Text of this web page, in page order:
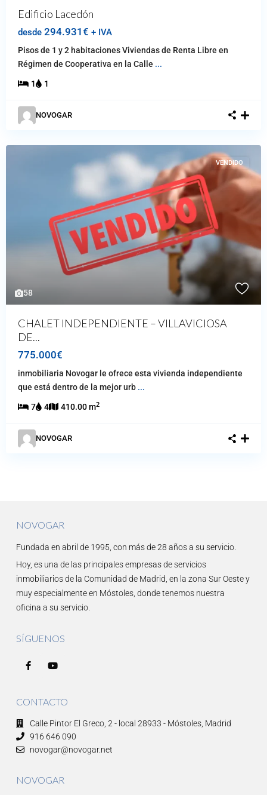
Edificio Lacedón
desde 294.931€ + IVA
Pisos de 1 y 2 habitaciones Viviendas de Renta Libre en
Régimen de Cooperativa en la Calle ...
1 1
NOVOGAR
58
VENDIDO
CHALET INDEPENDIENTE – VILLAVICIOSA
DE...
775.000€
inmobiliaria Novogar le ofrece esta vivienda independiente
que está dentro de la mejor urb ...
7 4 410.00 m2
NOVOGAR
NOVOGAR
Fundada en abril de 1995, con más de 28 años a su servicio.
Hoy, es una de las principales empresas de servicios
inmobiliarios de la Comunidad de Madrid, en la zona Sur Oeste y
muy especialmente en Móstoles, donde tenemos nuestra
oficina a su servicio.
SÍGUENOS
CONTACTO
Calle Pintor El Greco, 2 - local 28933 - Móstoles, Madrid
916 646 090
novogar@novogar.net
NOVOGAR